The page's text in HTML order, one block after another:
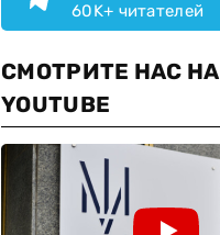
60K+ читателей
СМОТРИТЕ НАС НА
YOUTUBE